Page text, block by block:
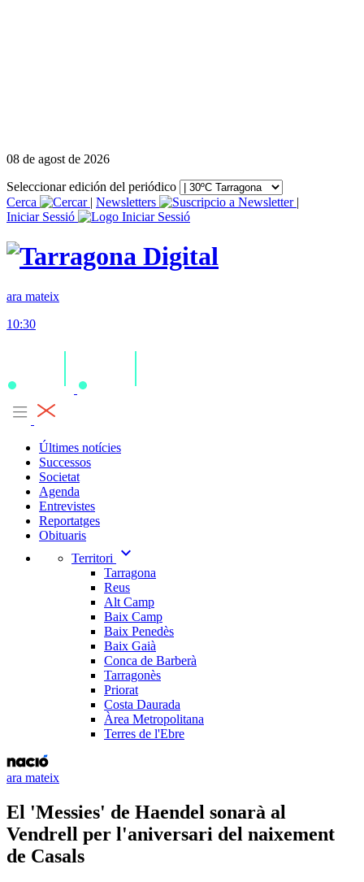
08 de agost de 2026
Seleccionar edición del periódico
Cerca
| Newsletters
|
Iniciar Sessió
ara mateix
10:30
Últimes notícies
Successos
Societat
Agenda
Entrevistes
Reportatges
Obituaris
Territori
expand_more
Tarragona
Reus
Alt Camp
Baix Camp
Baix Penedès
Baix Gaià
Conca de Barberà
Tarragonès
Priorat
Costa Daurada
Àrea Metropolitana
Terres de l'Ebre
ara mateix
El 'Messies' de Haendel sonarà al
Vendrell per l'aniversari del naixement
de Casals